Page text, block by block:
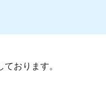
おります。